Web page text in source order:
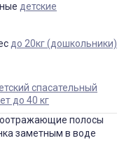
детские
до 20кг (дошкольники)
полосы
заметным в воде